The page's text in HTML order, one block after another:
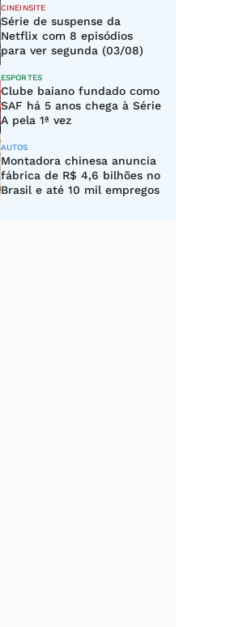
CINEINSITE
Série de suspense da
Netflix com 8 episódios
para ver segunda (03/08)
ESPORTES
Clube baiano fundado como
SAF há 5 anos chega à Série
A pela 1ª vez
AUTOS
Montadora chinesa anuncia
fábrica de R$ 4,6 bilhões no
Brasil e até 10 mil empregos